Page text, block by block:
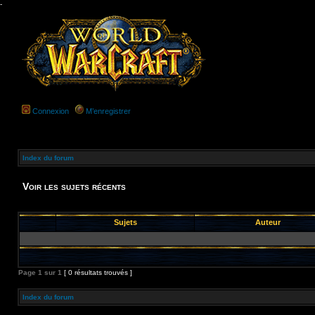
-
Connexion M’enregistrer
Index du forum
Voir les sujets récents
Sujets Auteur
Page 1 sur 1 [ 0 résultats trouvés ]
Index du forum